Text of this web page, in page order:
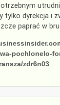
tylko dyrekcja i
paprać w
pochlonelo-
zdr6n03